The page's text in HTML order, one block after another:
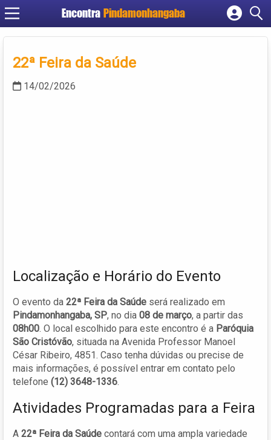
Encontra Pindamonhangaba
Cadastrar empresa
Criar conta
22ª Feira da Saúde
14/02/2026
Localização e Horário do Evento
O evento da 22ª Feira da Saúde será realizado em
Pindamonhangaba, SP, no dia 08 de março, a partir das
08h00. O local escolhido para este encontro é a Paróquia
São Cristóvão, situada na Avenida Professor Manoel
César Ribeiro, 4851. Caso tenha dúvidas ou precise de
mais informações, é possível entrar em contato pelo
telefone (12) 3648-1336.
Atividades Programadas para a Feira
A 22ª Feira da Saúde contará com uma ampla variedade